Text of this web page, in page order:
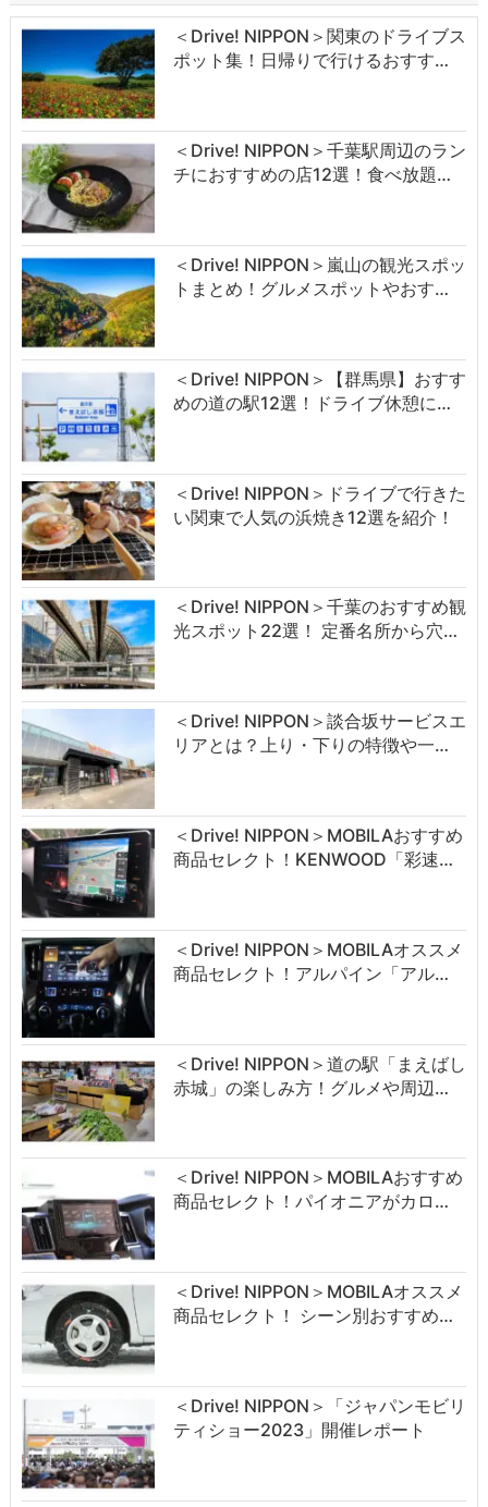
＜Drive! NIPPON＞関東のドライブス
ポット集！日帰りで行けるおすす…
＜Drive! NIPPON＞千葉駅周辺のラン
チにおすすめの店12選！食べ放題…
＜Drive! NIPPON＞嵐山の観光スポッ
トまとめ！グルメスポットやおす…
＜Drive! NIPPON＞【群馬県】おすす
めの道の駅12選！ドライブ休憩に…
＜Drive! NIPPON＞ドライブで行きた
い関東で人気の浜焼き12選を紹介！
＜Drive! NIPPON＞千葉のおすすめ観
光スポット22選！ 定番名所から穴…
＜Drive! NIPPON＞談合坂サービスエ
リアとは？上り・下りの特徴や一…
＜Drive! NIPPON＞MOBILAおすすめ
商品セレクト！KENWOOD「彩速…
＜Drive! NIPPON＞MOBILAオススメ
商品セレクト！アルパイン「アル…
＜Drive! NIPPON＞道の駅「まえばし
赤城」の楽しみ方！グルメや周辺…
＜Drive! NIPPON＞MOBILAおすすめ
商品セレクト！パイオニアがカロ…
＜Drive! NIPPON＞MOBILAオススメ
商品セレクト！ シーン別おすすめ…
＜Drive! NIPPON＞「ジャパンモビリ
ティショー2023」開催レポート